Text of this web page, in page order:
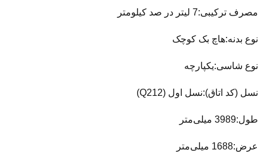
مصرف ترکیبی:7 لیتر در صد کیلومتر
نوع بدنه:هاچ بک کوچک
نوع شاسی:یکپارچه
نسل (کد اتاق):نسل اول (Q212)
طول:3989 میلی‌متر
عرض:1688 میلی‌متر